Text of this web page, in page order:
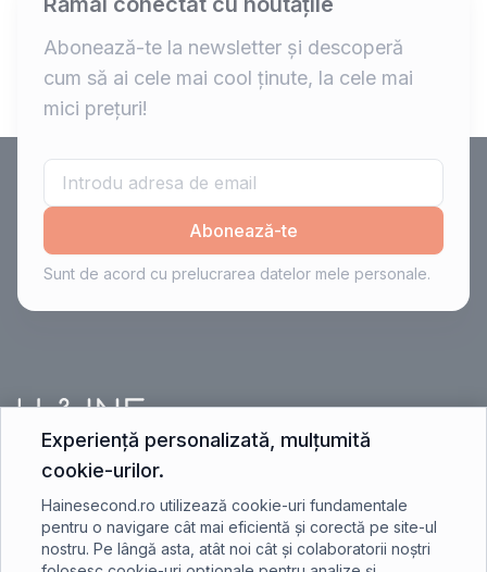
Abonează-te la newsletter și descoperă
cum să ai cele mai cool ținute, la cele mai
mici prețuri!
Abonează-te
Sunt de acord cu prelucrarea datelor mele personale.
contact@hainesecond.ro
+40 750 401 891
Experiență personalizată, mulțumită
cookie-urilor.
Hainesecond.ro utilizează cookie-uri fundamentale
pentru o navigare cât mai eficientă și corectă pe site-ul
nostru. Pe lângă asta, atât noi cât și colaboratorii noștri